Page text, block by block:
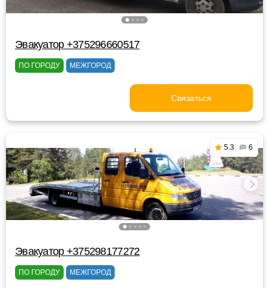
Эвакуатор +375296660517
ПО ГОРОДУ МЕЖГОРОД
Связаться
5.3 6
Эвакуатор +375298177272
ПО ГОРОДУ МЕЖГОРОД